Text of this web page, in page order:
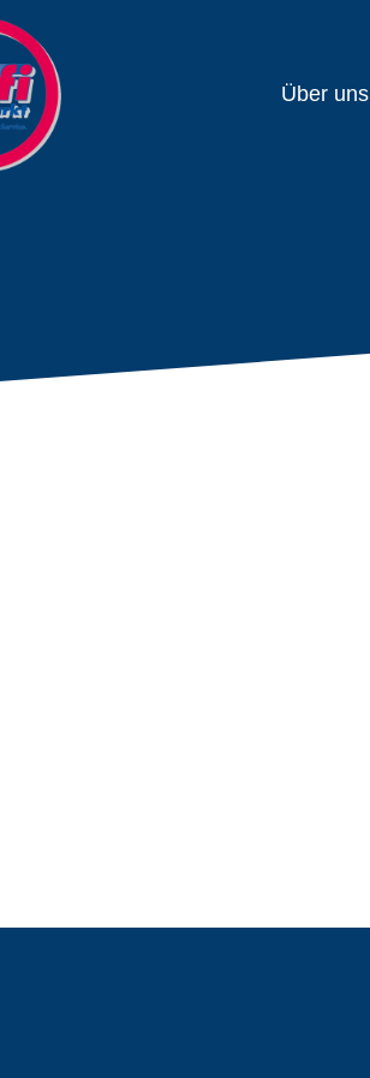
Über uns